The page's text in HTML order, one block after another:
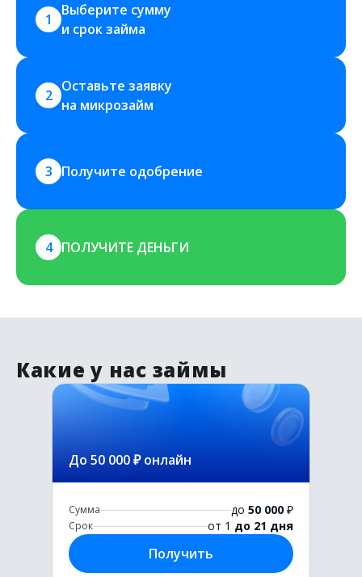
1
Выберите сумму
и срок займа
2
Оставьте заявку
на микрозайм
3 Получите одобрение
4 ПОЛУЧИТЕ ДЕНЬГИ
Какие у нас займы
До 50 000 ₽ онлайн
Сумма до 50 000 ₽
Срок от 1 до 21 дня
Получить